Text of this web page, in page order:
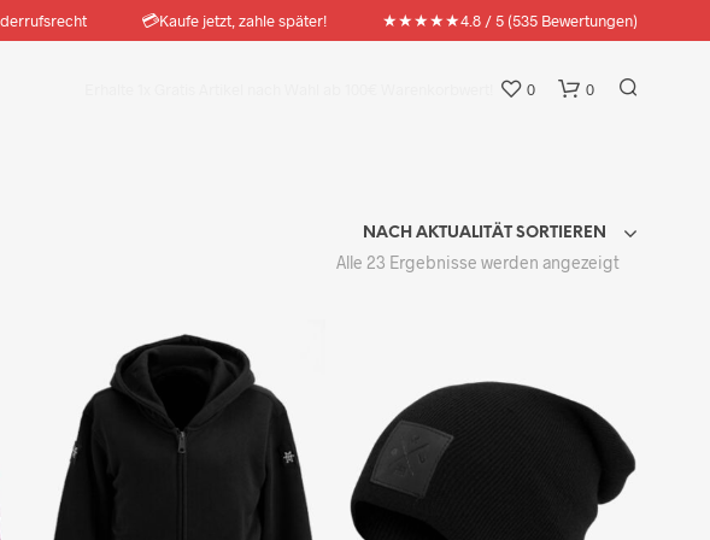
💳Kaufe jetzt, zahle später! ★★★★★4.8 / 5 (535 Bewertungen)
0 0
NACH AKTUALITÄT SORTIEREN
Alle 23 Ergebnisse werden angezeigtNach